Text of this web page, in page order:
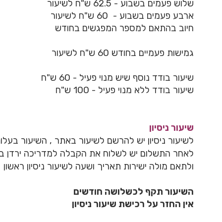
שלוש פעמים בשבוע - 62.5 ש"ח לשיעור
ארבע פעמים בשבוע - 60 ש"ח לשיעור
חיוב בהתאם למספר המפגשים בחודש
גמישות פעמיים בחודש 60 ש"ח לשיעור
שיעור בודד נוסף שיש מנוי פעיל - 60 ש"ח
שיעור בודד ללא מנוי פעיל - 100 ש"ח
שיעור ניסיון
לשיעור ניסיון יש להרשם לשיעור באתר , השיעור בעלות 55
לאחר התשלום יש לשלוח את הקבלה למדריכה ירדן במספר :
ולתאם מולה ישירות תאריך ושעה לשיעור ניסיון ראשון
השיעור תקף לכשלושה חודשים
אין החזר על רכישת שיעור ניסיון